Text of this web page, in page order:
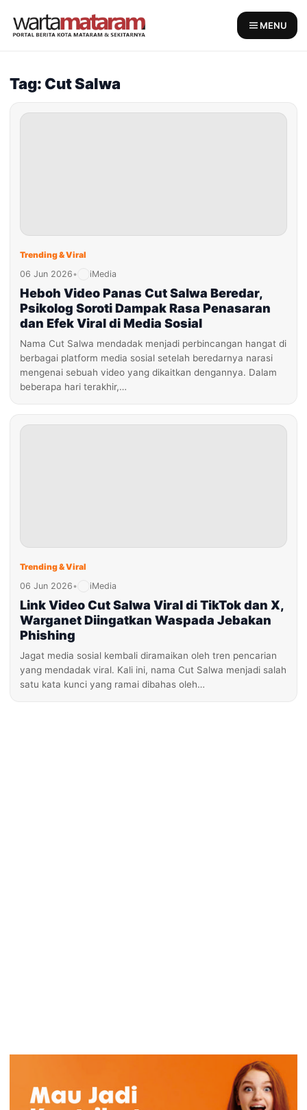
MENU
Tag: Cut Salwa
Trending & Viral
06 Jun 2026• iMedia
Heboh Video Panas Cut Salwa Beredar,
Psikolog Soroti Dampak Rasa Penasaran
dan Efek Viral di Media Sosial
Nama Cut Salwa mendadak menjadi perbincangan hangat di
berbagai platform media sosial setelah beredarnya narasi
mengenai sebuah video yang dikaitkan dengannya. Dalam
beberapa hari terakhir,…
Trending & Viral
06 Jun 2026• iMedia
Link Video Cut Salwa Viral di TikTok dan X,
Warganet Diingatkan Waspada Jebakan
Phishing
Jagat media sosial kembali diramaikan oleh tren pencarian
yang mendadak viral. Kali ini, nama Cut Salwa menjadi salah
satu kata kunci yang ramai dibahas oleh…